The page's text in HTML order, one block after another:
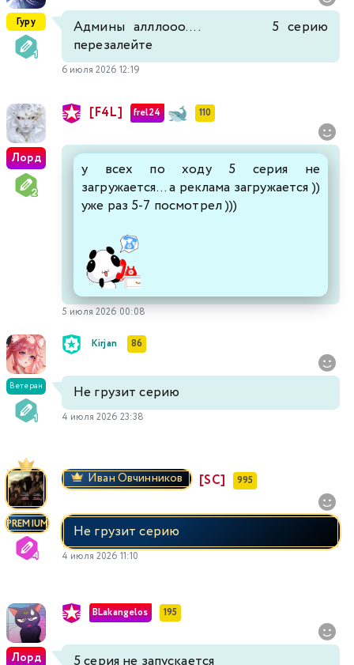
Гуру
Админы алллооо.... 5 серию
перезалейте
6 июля 2026 12:19
Лорд
[F4L] frel24 110
у всех по ходу 5 серия не
загружается... а реклама загружается ))
уже раз 5-7 посмотрел )))
5 июля 2026 00:08
Ветеран
Kirjan 86
Не грузит серию
4 июля 2026 23:38
PREMIUM
Иван Овчинников [SC] 995
Не грузит серию
4 июля 2026 11:10
Лорд
BLakangelos 195